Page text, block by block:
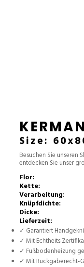
Size:
Besuchen Sie unseren
entdecken Sie unser
Flor:
Kette:
Verarbeitung:
Knüpfdichte:
Dicke:
Lieferzeit:
✓ Garantiert
✓ Mit Echtheits
✓ Fußbodenheizung
✓ Mit Rückgaberecht-